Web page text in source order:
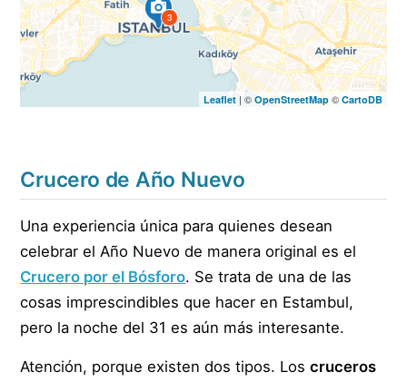
1
3
Leaflet| © OpenStreetMap© CartoDB
Crucero de Año Nuevo
Una experiencia única para quienes desean
celebrar el Año Nuevo de manera original es el
Crucero por el Bósforo. Se trata de una de las
cosas imprescindibles que hacer en Estambul,
pero la noche del 31 es aún más interesante.
Atención, porque existen dos tipos. Loscruceros